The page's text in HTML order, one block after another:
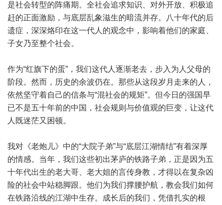
是社会转型的阵痛期。全社会追求知识、对外开放、积极追
赶的正面激励，与底层乱象滋生的暗流并存。八十年代的后
遗症，深深烙印在这一代人的观念中，影响着他们的家庭、
子女乃至整个社会。
作为“红旗下的蛋”，我们这代人逐渐老去，步入为人父母的
阶段。然而，历史的余波仍在。那些从这段岁月走来的人，
依然坚守着自己的信条与“混社会的规矩”。但今日的强国早
已不是五十年前的中国，社会规则与价值观的巨变，让这代
人既迷茫又困顿。
我对《老炮儿》中的“大院子弟”与“底层江湖情结”有着深厚
的情感。当年，我们这些初出茅庐的铁路子弟，正是因为五
十年代出生的老大哥、老大姐的言传身教，才得以在复杂凶
险的社会中站稳脚跟。他们为我们撑腰护航，教会我们如何
在铁路沿线的江湖中生存。成长后的我们，凭借扎实的根